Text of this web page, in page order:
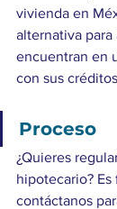
vivienda en
alternativa
encuentran en
con sus
Proceso
¿Quieres
hipotecario?
contáctanos